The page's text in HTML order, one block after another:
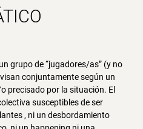
grupo de “jugadores/as” (y no
conjuntamente según un
precisado por la situación. El
susceptibles de ser
, ni un desbordamiento